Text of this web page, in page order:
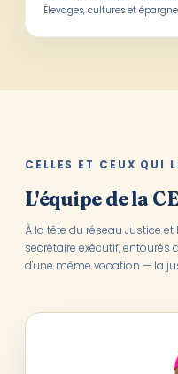
Élevages, cultures et
CELLES ET CEUX QUI
L'équipe de la
À la tête du réseau Justice
secrétaire exécutif, entourés
d'une même vocation — la